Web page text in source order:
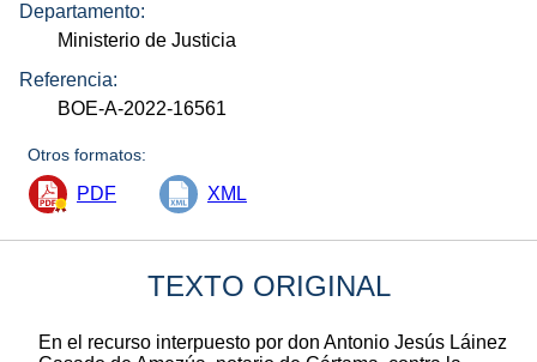
Departamento:
Ministerio de Justicia
Referencia:
BOE-A-2022-16561
Otros formatos:
PDF XML
TEXTO ORIGINAL
En el recurso interpuesto por don Antonio Jesús Láinez